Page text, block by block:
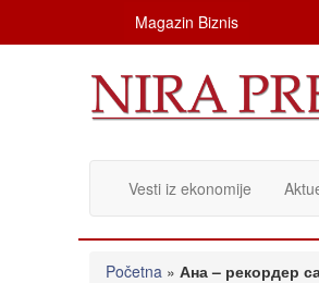
Magazin Biznis
Vesti iz ekonomije
Početna » Ана – рекордер